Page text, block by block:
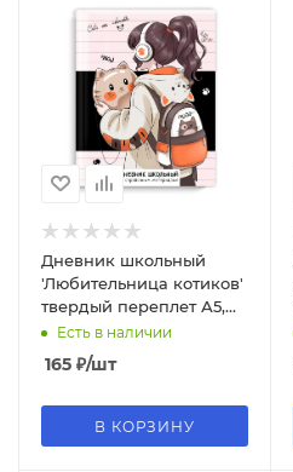
Дневник школьный
'Любительница котиков'
твердый переплет А5,
48л, матовая
ламинация, 69695
Есть в наличии
165 ₽/шт
В КОРЗИНУ